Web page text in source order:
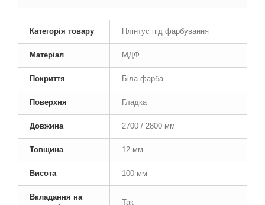
Категорія товару Плінтус під фарбування
Матеріал МДФ
Покриття Біла фарба
Поверхня Гладка
Довжина 2700 / 2800 мм
Товщина 12 мм
Висота 100 мм
Вкладання на
Так